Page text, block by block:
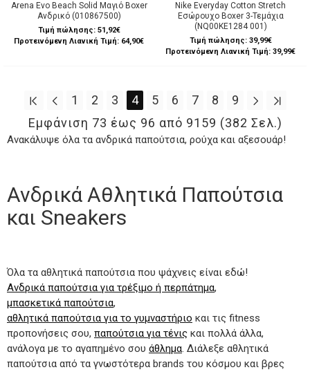
Arena Evo Beach Solid Μαγιό Boxer
Ανδρικό (010867500)
Τιμή πώλησης: 51,92€
Προτεινόμενη Λιανική Τιμή: 64,90€
Nike Everyday Cotton Stretch
Εσώρουχο Boxer 3-Τεμάχια
(NQ00KE1284 001)
Τιμή πώλησης: 39,99€
Προτεινόμενη Λιανική Τιμή: 39,99€
1 2 3 4 5 6 7 8
9
Εμφάνιση 73 έως 96 από 9159 (382 Σελ.)
Ανακάλυψε όλα τα ανδρικά παπούτσια, ρούχα και αξεσουάρ!
Ανδρικά Αθλητικά Παπούτσια
και Sneakers
Όλα τα αθλητικά παπούτσια που ψάχνεις είναι εδώ!
Ανδρικά παπούτσια για τρέξιμο ή περπάτημα,
μπασκετικά παπούτσια,
αθλητικά παπούτσια για το γυμναστήριο και τις fitness
προπονήσεις σου, παπούτσια για τένις και πολλά άλλα,
ανάλογα με το αγαπημένο σου άθλημα. Διάλεξε αθλητικά
παπούτσια από τα γνωστότερα brands του κόσμου και βρες